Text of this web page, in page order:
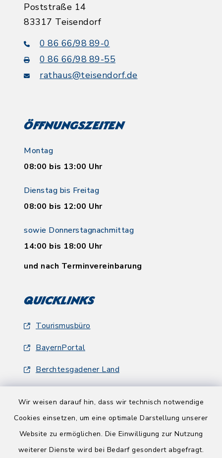
Wir weisen darauf hin, dass wir technisch notwendige
Cookies einsetzen, um eine optimale Darstellung unserer
Website zu ermöglichen. Die Einwilligung zur Nutzung
weiterer Dienste wird bei Bedarf gesondert abgefragt.
Poststraße 14
83317 Teisendorf
0 86 66/98 89-0
0 86 66/98 89-55
rathaus@teisendorf.de
Öffnungszeiten
Montag
08:00 bis 13:00 Uhr
Dienstag bis Freitag
08:00 bis 12:00 Uhr
sowie Donnerstagnachmittag
14:00 bis 18:00 Uhr
und nach Terminvereinbarung
Quicklinks
Tourismusbüro
BayernPortal
Berchtesgadener Land